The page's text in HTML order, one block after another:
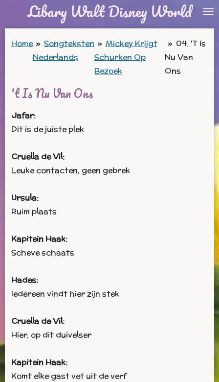
Libary Walt Disney World
Home » Songteksten
Nederlands
» Mickey Krijgt
Schurken Op
Bezoek
» 04. 'T Is
Nu Van
Ons
't Is Nu Van Ons
Jafar:
Dit is de juiste plek
Cruella de Vil:
Leuke contacten, geen gebrek
Ursula:
Ruim plaats
Kapitein Haak:
Scheve schaats
Hades:
Iedereen vindt hier zijn stek
Cruella de Vil:
Hier, op dit duivelser
Kapitein Haak:
Komt elke gast vet uit de verf